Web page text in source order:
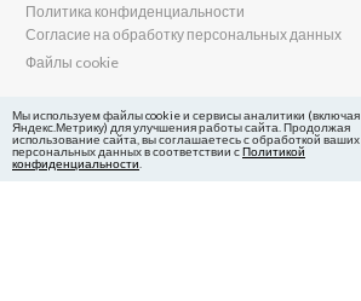
Политика конфиденциальности
Согласие на обработку персональных данных
Файлы cookie
Главный редактор Сиб.фм
Бобровников Виктор Евгеньевич
Учредитель ООО «Сиб.фм»
E-mail редакции: fm@sib.fm
Мы используем файлы cookie и сервисы аналитики (включая
Яндекс.Метрику) для улучшения работы сайта. Продолжая
использование сайта, вы соглашаетесь с обработкой ваших
персональных данных в соответствии сПолитикой
конфиденциальности